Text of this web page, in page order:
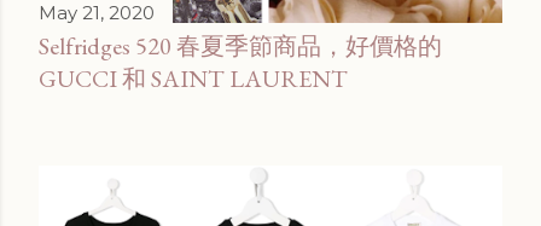
May 21, 2020
Selfridges 520 春夏季節商品，好價格的
GUCCI 和 SAINT LAURENT